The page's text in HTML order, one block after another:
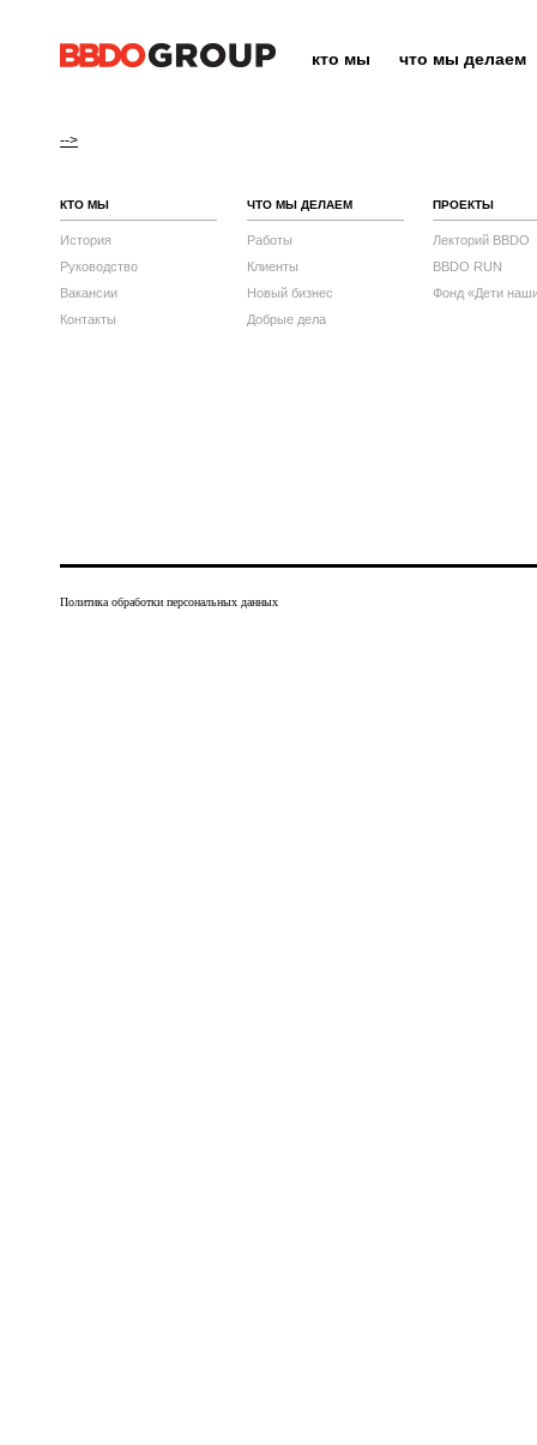
кто мы что мы делаем
-->
КТО МЫ
История
Руководство
Вакансии
Контакты
ЧТО МЫ ДЕЛАЕМ
Работы
Клиенты
Новый бизнес
Добрые дела
ПРОЕКТЫ
Лекторий BBDO
BBDO RUN
Фонд «Дети
Политика обработки персональных данных